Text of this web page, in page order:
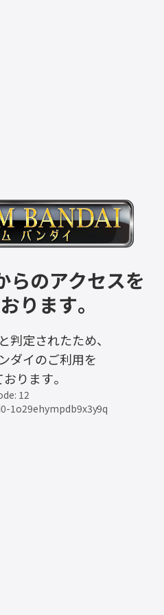
らのアクセスを
ります。
判定されたため、
ダイのご利用を
ります。
12
1o29ehympdb9x3y9q